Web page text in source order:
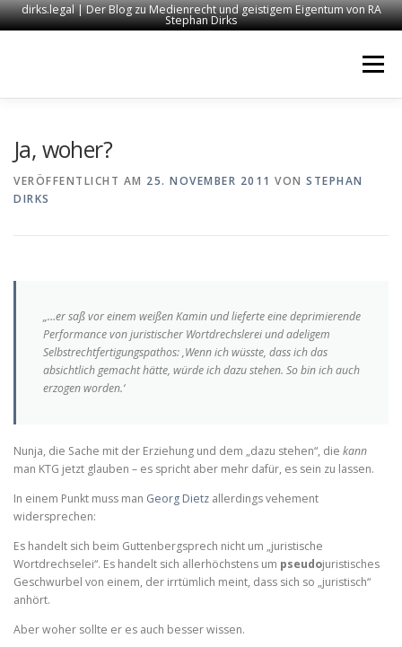
dirks.legal | Der Blog zu Medienrecht und geistigem Eigentum von RA
Stephan Dirks
Menü
MEDIEN
Ja, woher?
VERÖFFENTLICHT AM 25. NOVEMBER 2011 VON STEPHAN
DIRKS
„…er saß vor einem weißen Kamin und lieferte eine deprimierende
Performance von juristischer Wortdrechslerei und adeligem
Selbstrechtfertigungspathos: ‚Wenn ich wüsste, dass ich das
absichtlich gemacht hätte, würde ich dazu stehen. So bin ich auch
erzogen worden.‘
Nunja, die Sache mit der Erziehung und dem „dazu stehen“, die kann
man KTG jetzt glauben – es spricht aber mehr dafür, es sein zu lassen.
In einem Punkt muss man Georg Dietz allerdings vehement
widersprechen:
Es handelt sich beim Guttenbergsprech nicht um „juristische
Wortdrechselei“. Es handelt sich allerhöchstens um pseudojuristisches
Geschwurbel von einem, der irrtümlich meint, dass sich so „juristisch“
anhört.
Aber woher sollte er es auch besser wissen.